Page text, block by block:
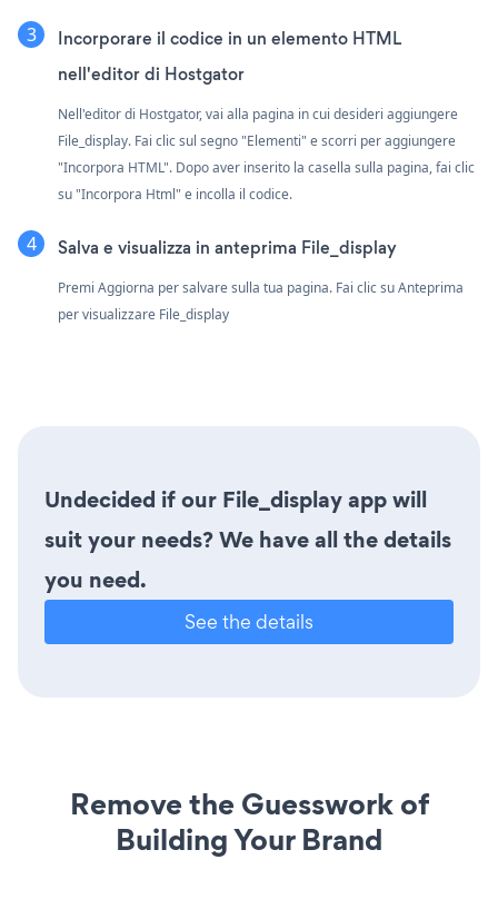
Incorporare il codice in un elemento HTML
nell'editor di Hostgator
Nell'editor di Hostgator, vai alla pagina in cui desideri aggiungere
File_display. Fai clic sul segno "Elementi" e scorri per aggiungere
"Incorpora HTML". Dopo aver inserito la casella sulla pagina, fai clic
su "Incorpora Html" e incolla il codice.
Salva e visualizza in anteprima File_display
Premi Aggiorna per salvare sulla tua pagina. Fai clic su Anteprima
per visualizzare File_display
Undecided if our File_display app will
suit your needs? We have all the details
you need.
See the details
Remove the Guesswork of
Building Your Brand